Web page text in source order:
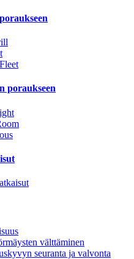
poraukseen
välttäminen
seuranta ja valvonta